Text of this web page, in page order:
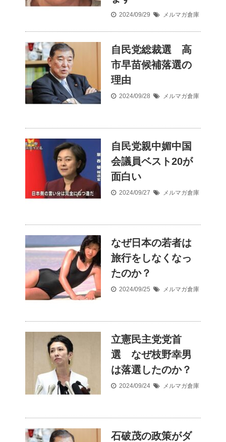
2024/09/29 メルマガ倉庫
自民党総裁選 高
市早苗候補落選の
理由
2024/09/28 メルマガ倉庫
自民党親中媚中国
会議員ベスト20が
面白い
2024/09/27 メルマガ倉庫
なぜ日本の若者は
旅行をしなくなっ
たのか？
2024/09/25 メルマガ倉庫
立憲民主党党首
選 なぜ枝野幸男
は落選したのか？
2024/09/24 メルマガ倉庫
石破茂の政策がダ